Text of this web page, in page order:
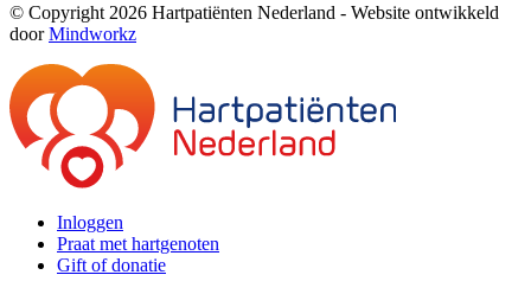
© Copyright 2026 Hartpatiënten Nederland - Website ontwikkeld
doorMindworkz
Inloggen
Praat met hartgenoten
Gift of donatie